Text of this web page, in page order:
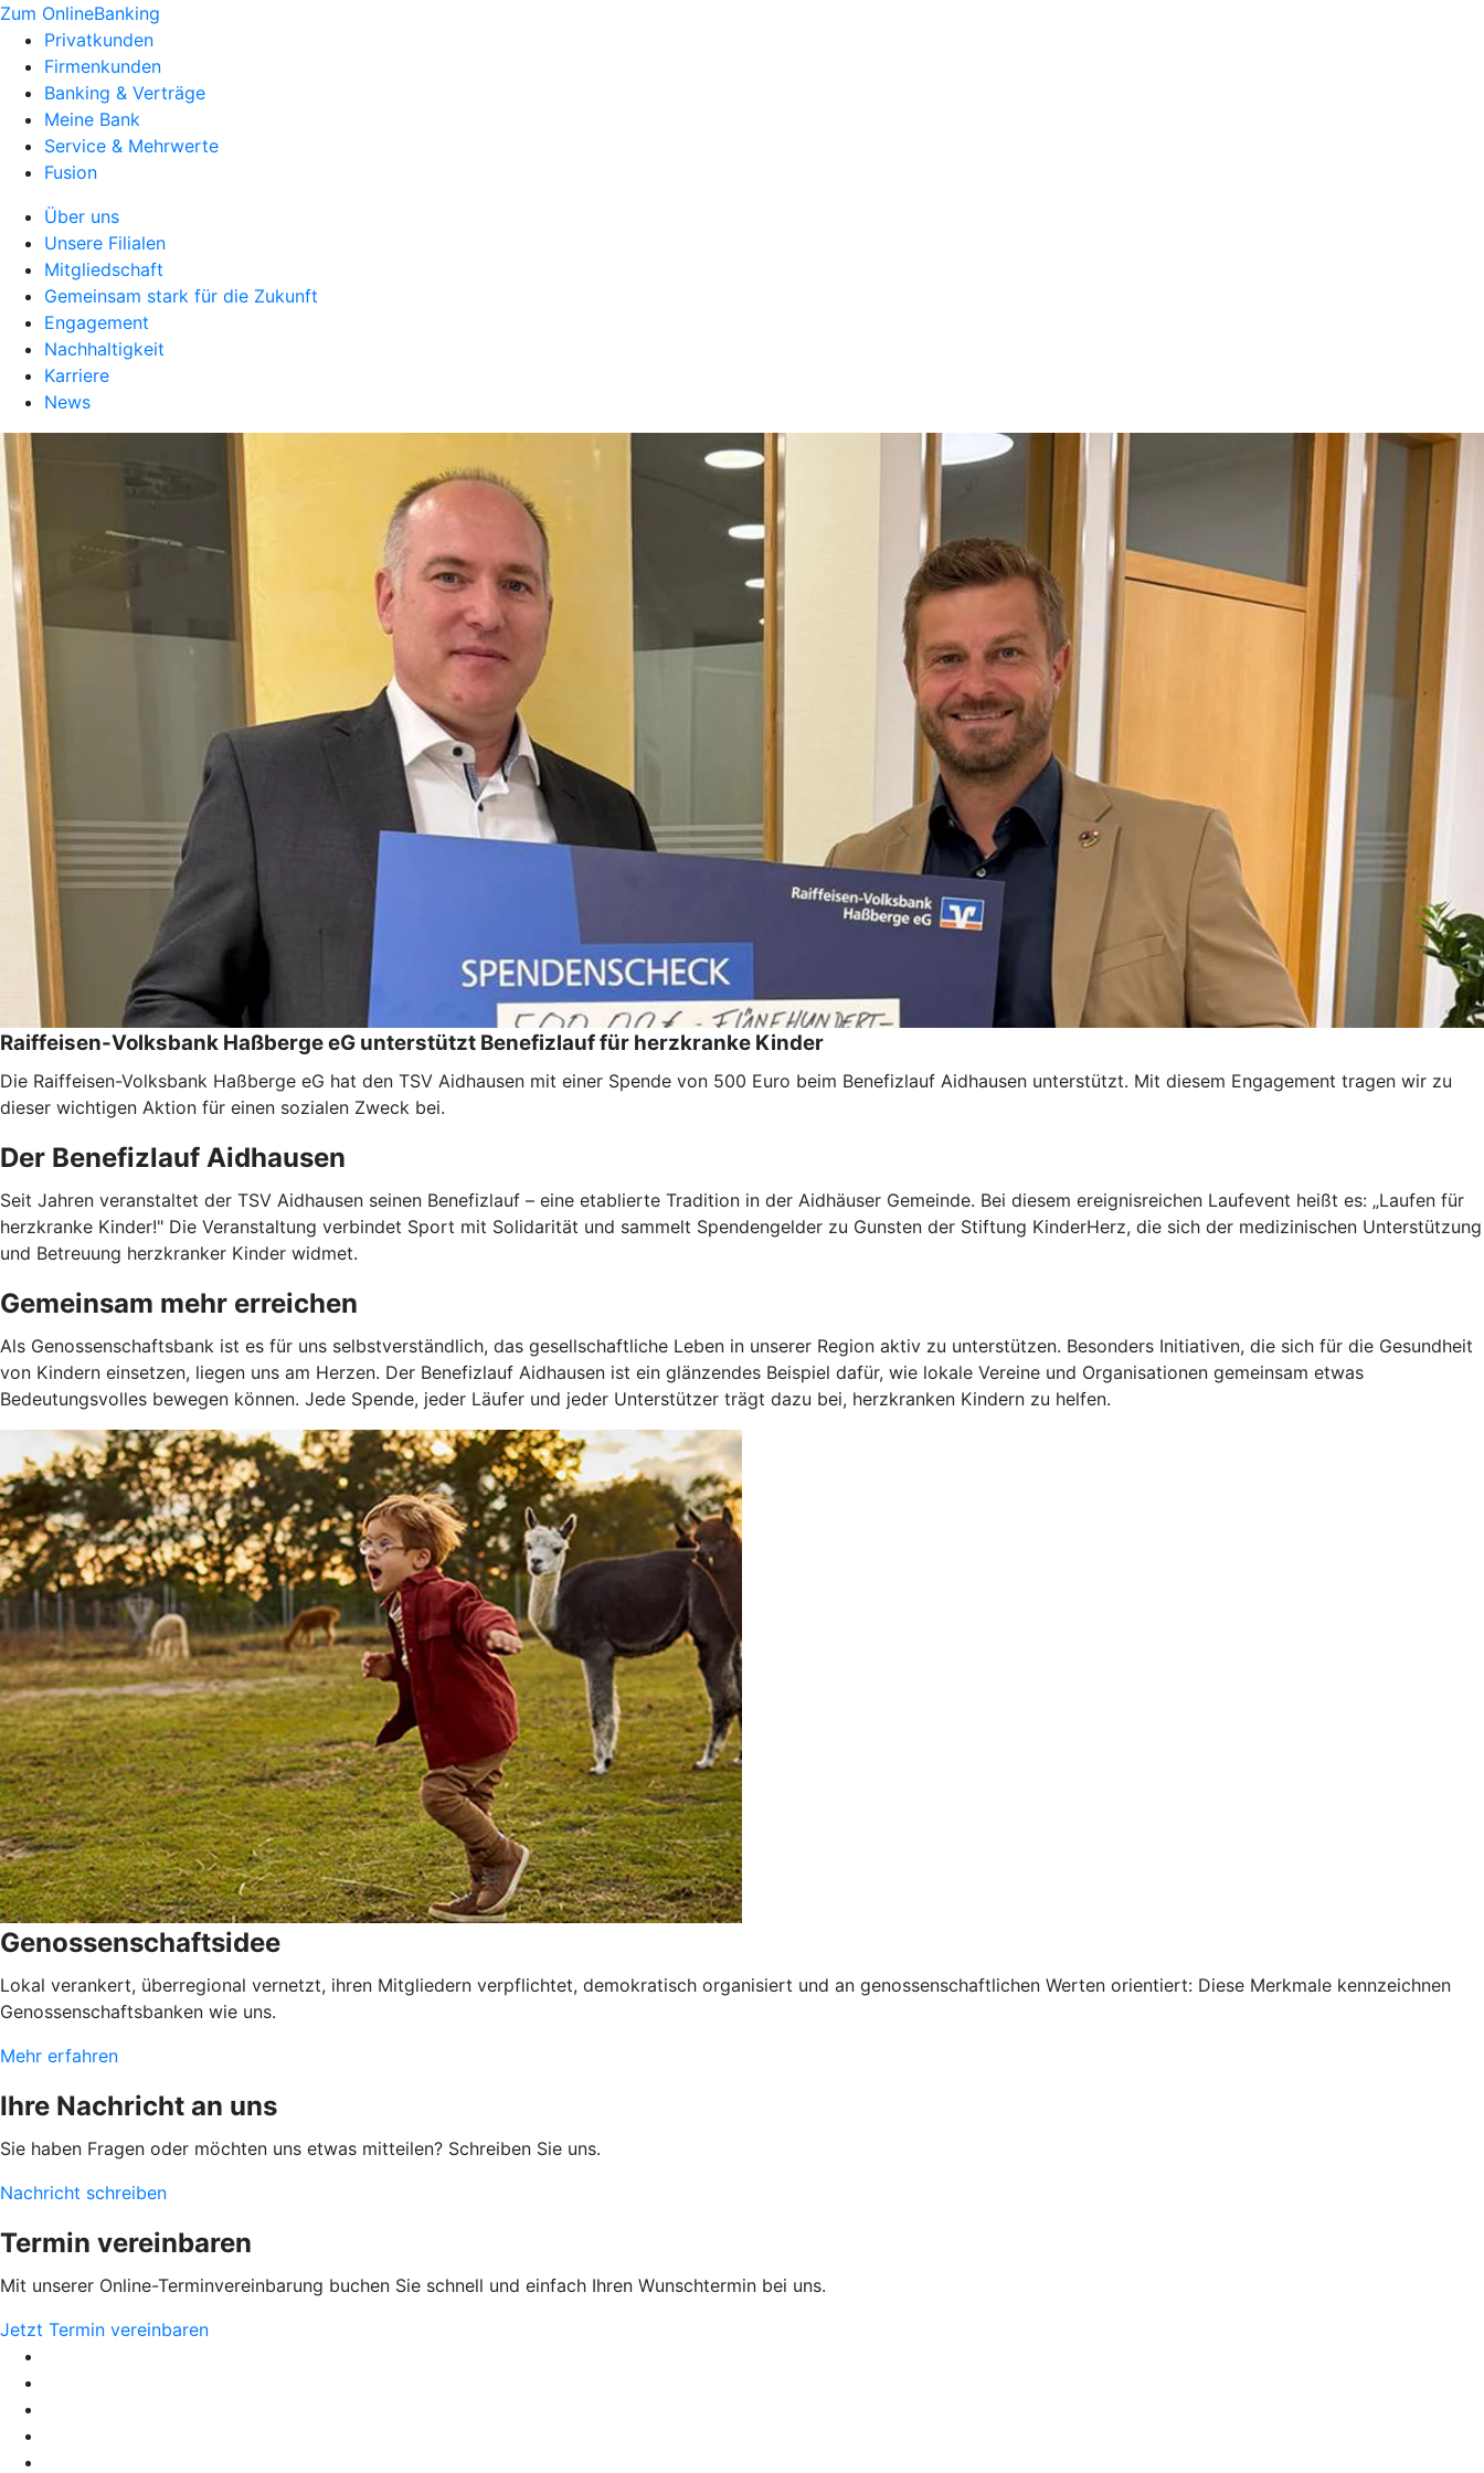
Zum OnlineBanking
Privatkunden
Firmenkunden
Banking & Verträge
Meine Bank
Service & Mehrwerte
Fusion
Über uns
Unsere Filialen
Mitgliedschaft
Gemeinsam stark für die Zukunft
Engagement
Nachhaltigkeit
Karriere
News
Raiffeisen-Volksbank Haßberge eG unterstützt Benefizlauf für herzkranke Kinder
Die Raiffeisen-Volksbank Haßberge eG hat den TSV Aidhausen mit einer Spende von 500 Euro beim Benefizlauf Aidhausen unterstützt. Mit diesem Engagement tragen wir zu
dieser wichtigen Aktion für einen sozialen Zweck bei.
Der Benefizlauf Aidhausen
Seit Jahren veranstaltet der TSV Aidhausen seinen Benefizlauf – eine etablierte Tradition in der Aidhäuser Gemeinde. Bei diesem ereignisreichen Laufevent heißt es: „Laufen für
herzkranke Kinder!" Die Veranstaltung verbindet Sport mit Solidarität und sammelt Spendengelder zu Gunsten der Stiftung KinderHerz, die sich der medizinischen Unterstützung
und Betreuung herzkranker Kinder widmet.
Gemeinsam mehr erreichen
Als Genossenschaftsbank ist es für uns selbstverständlich, das gesellschaftliche Leben in unserer Region aktiv zu unterstützen. Besonders Initiativen, die sich für die Gesundheit
von Kindern einsetzen, liegen uns am Herzen. Der Benefizlauf Aidhausen ist ein glänzendes Beispiel dafür, wie lokale Vereine und Organisationen gemeinsam etwas
Bedeutungsvolles bewegen können. Jede Spende, jeder Läufer und jeder Unterstützer trägt dazu bei, herzkranken Kindern zu helfen.
Genossenschaftsidee
Lokal verankert, überregional vernetzt, ihren Mitgliedern verpflichtet, demokratisch organisiert und an genossenschaftlichen Werten orientiert: Diese Merkmale kennzeichnen
Genossenschaftsbanken wie uns.
Mehr erfahren
Ihre Nachricht an uns
Sie haben Fragen oder möchten uns etwas mitteilen? Schreiben Sie uns.
Nachricht schreiben
Termin vereinbaren
Mit unserer Online-Terminvereinbarung buchen Sie schnell und einfach Ihren Wunschtermin bei uns.
Jetzt Termin vereinbaren